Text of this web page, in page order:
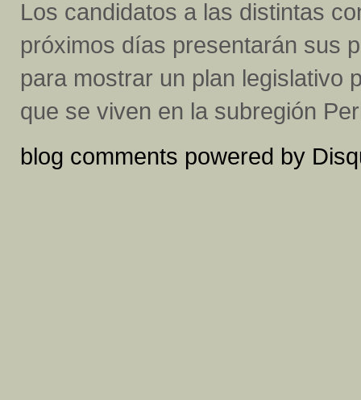
Los candidatos a las distintas
próximos días presentarán sus
para mostrar un plan legislativo
que se viven en la subregión
blog comments powered by